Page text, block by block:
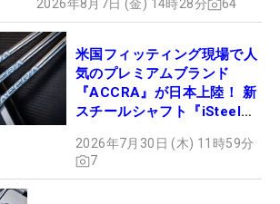
2026年8月7日 (金) 14時28分 64
米国フィッティング現場で人
気のプレミアムブランド
『ACCRA』が日本上陸！ 新
スチールシャフト『iSteel
2026年7月30日 (木) 11時59分
7